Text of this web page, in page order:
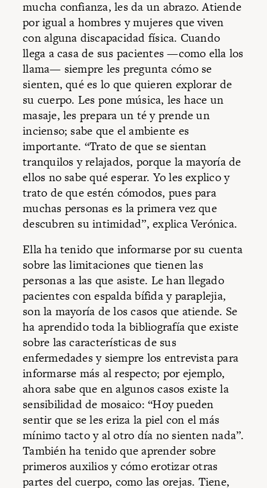
mucha confianza, les da un abrazo. Atiende
por igual a hombres y mujeres que viven
con alguna discapacidad física. Cuando
llega a casa de sus pacientes —como ella los
llama— siempre les pregunta cómo se
sienten, qué es lo que quieren explorar de
su cuerpo. Les pone música, les hace un
masaje, les prepara un té y prende un
incienso; sabe que el ambiente es
importante. “Trato de que se sientan
tranquilos y relajados, porque la mayoría de
ellos no sabe qué esperar. Yo les explico y
trato de que estén cómodos, pues para
muchas personas es la primera vez que
descubren su intimidad”, explica Verónica.
Ella ha tenido que informarse por su cuenta
sobre las limitaciones que tienen las
personas a las que asiste. Le han llegado
pacientes con espalda bífida y paraplejia,
son la mayoría de los casos que atiende. Se
ha aprendido toda la bibliografía que existe
sobre las características de sus
enfermedades y siempre los entrevista para
informarse más al respecto; por ejemplo,
ahora sabe que en algunos casos existe la
sensibilidad de mosaico: “Hoy pueden
sentir que se les eriza la piel con el más
mínimo tacto y al otro día no sienten nada”.
También ha tenido que aprender sobre
primeros auxilios y cómo erotizar otras
partes del cuerpo, como las orejas. Tiene,